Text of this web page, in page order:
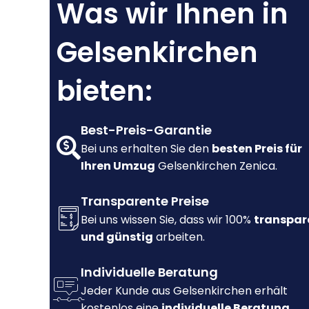
Was wir Ihnen in
Gelsenkirchen
bieten:
Best-Preis-Garantie
Bei uns erhalten Sie den besten Preis für
Ihren Umzug Gelsenkirchen Zenica.
Transparente Preise
Bei uns wissen Sie, dass wir 100%
und günstig arbeiten.
Individuelle Beratung
Jeder Kunde aus Gelsenkirchen erhält